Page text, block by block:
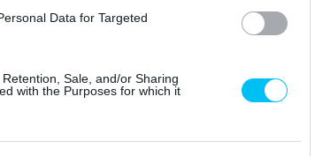
Data for Targeted
Sale, and/or Sharing
with the Purposes for which it